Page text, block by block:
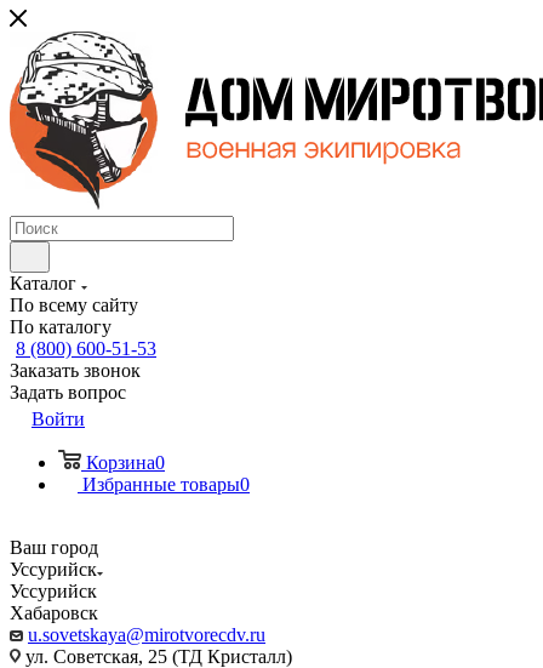
Каталог
По всему сайту
По каталогу
8 (800) 600-51-53
Заказать звонок
Задать вопрос
Войти
Корзина0
Избранные товары0
Ваш город
Уссурийск
Уссурийск
Хабаровск
u.sovetskaya@mirotvorecdv.ru
ул. Советская, 25 (ТД Кристалл)